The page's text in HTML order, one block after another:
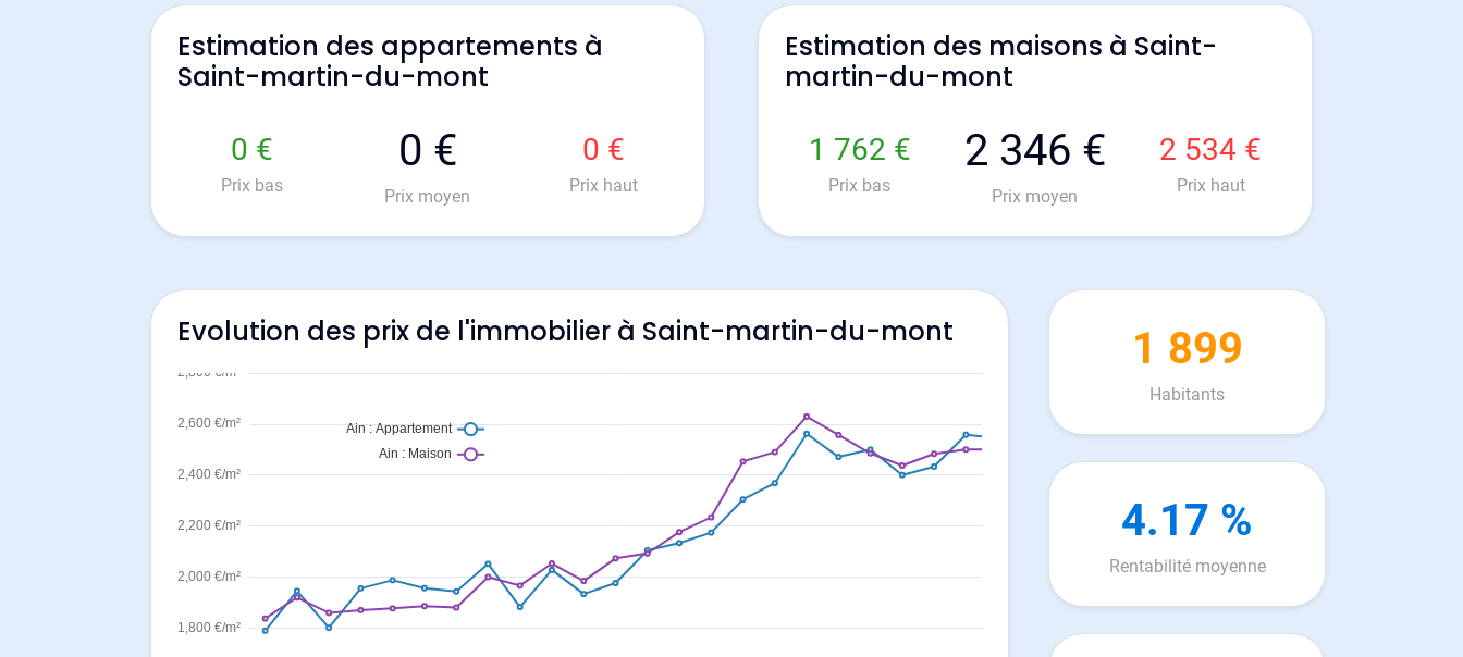
Estimation des appartements à
Saint-martin-du-mont
0 €
Prix bas
0 €
Prix moyen
0 €
Prix haut
Estimation des maisons à Saint-
martin-du-mont
1 762 €
Prix bas
2 346 €
Prix moyen
2 534 €
Prix haut
Evolution des prix de l'immobilier à Saint-martin-du-mont 1 899
Habitants
4.17 %
Rentabilité moyenne